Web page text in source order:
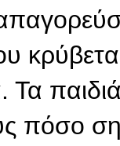
Τα
πόσο